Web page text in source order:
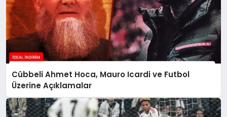
Cübbeli Ahmet Hoca, Mauro Icardi ve Futbol
Üzerine Açıklamalar